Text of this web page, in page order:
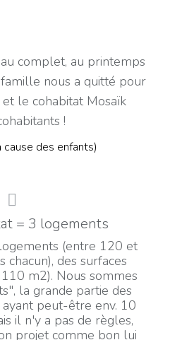
complet, au printemps
nous a quitté pour
le cohabitat Mosaïk
!
des enfants)
= 3 logements
(entre 120 et
des surfaces
m2). Nous sommes
la grande partie des
peut-être env. 10
il n'y a pas de règles,
projet comme bon lui